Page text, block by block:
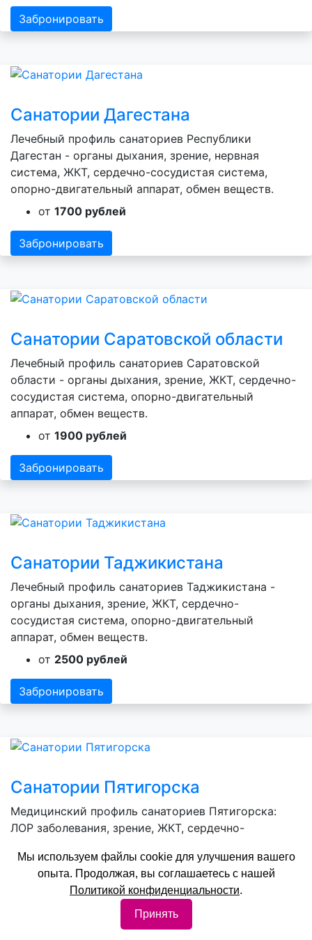
Забронировать
Санатории Дагестана
Лечебный профиль санаториев Республики
Дагестан - органы дыхания, зрение, нервная
система, ЖКТ, сердечно-сосудистая система,
опорно-двигательный аппарат, обмен веществ.
от 1700 рублей
Забронировать
Санатории Саратовской области
Лечебный профиль санаториев Саратовской
области - органы дыхания, зрение, ЖКТ, сердечно-
сосудистая система, опорно-двигательный
аппарат, обмен веществ.
от 1900 рублей
Забронировать
Санатории Таджикистана
Лечебный профиль санаториев Таджикистана -
органы дыхания, зрение, ЖКТ, сердечно-
сосудистая система, опорно-двигательный
аппарат, обмен веществ.
от 2500 рублей
Забронировать
Санатории Пятигорска
Медицинский профиль санаториев Пятигорска:
ЛОР заболевания, зрение, ЖКТ, сердечно-
аппарат, нервная система.
4800 рублей
Мы используем файлы cookie для улучшения вашего
опыта. Продолжая, вы соглашаетесь с нашей
Политикой конфиденциальности.
Принять